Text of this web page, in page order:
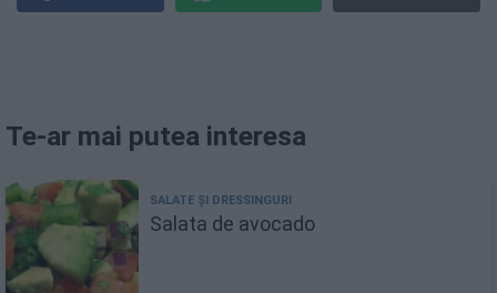
Te-ar mai putea interesa
Salata de avocado